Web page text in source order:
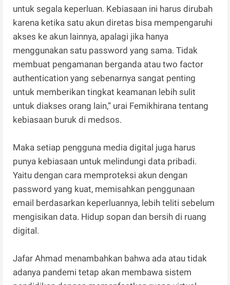
untuk segala keperluan. Kebiasaan ini harus dirubah
karena ketika satu akun diretas bisa mempengaruhi
akses ke akun lainnya, apalagi jika hanya
menggunakan satu password yang sama. Tidak
membuat pengamanan berganda atau two factor
authentication yang sebenarnya sangat penting
untuk memberikan tingkat keamanan lebih sulit
untuk diakses orang lain,” urai Femikhirana tentang
kebiasaan buruk di medsos.
Maka setiap pengguna media digital juga harus
punya kebiasaan untuk melindungi data pribadi.
Yaitu dengan cara memproteksi akun dengan
password yang kuat, memisahkan penggunaan
email berdasarkan keperluannya, lebih teliti sebelum
mengisikan data. Hidup sopan dan bersih di ruang
digital.
Jafar Ahmad menambahkan bahwa ada atau tidak
adanya pandemi tetap akan membawa sistem